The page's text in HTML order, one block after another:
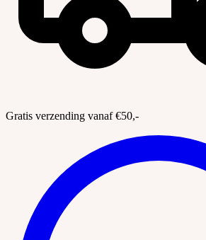
Gratis verzending vanaf €50,-